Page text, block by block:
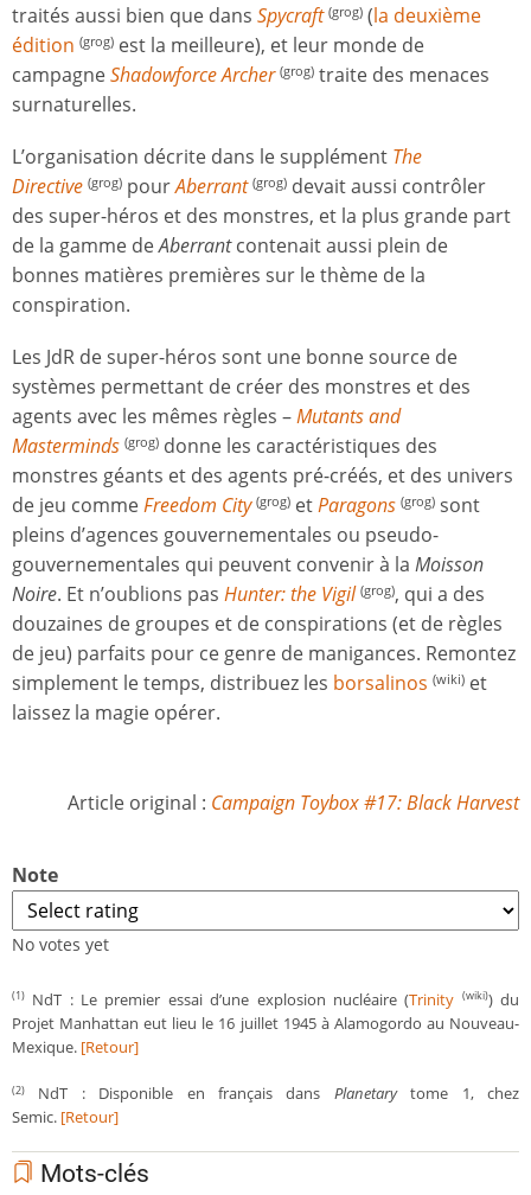
traités aussi bien que dans Spycraft (grog) (la deuxième
édition (grog) est la meilleure), et leur monde de
campagneShadowforce Archer (grog) traite des menaces
surnaturelles.
L’organisation décrite dans le supplément The
Directive (grog) pourAberrant (grog) devait aussi contrôler
des super-héros et des monstres, et la plus grande part
de la gamme deAberrantcontenait aussi plein de
bonnes matières premières sur le thème de la
conspiration.
Les JdR de super-héros sont une bonne source de
systèmes permettant de créer des monstres et des
agents avec les mêmes règles –Mutants and
Masterminds (grog) donne les caractéristiques des
monstres géants et des agents pré-créés, et des univers
de jeu commeFreedom City (grog) etParagons (grog) sont
pleins d’agences gouvernementales ou pseudo-
gouvernementales qui peuvent convenir à la Moisson
Noire. Et n’oublions pas Hunter: the Vigil (grog), qui a des
douzaines de groupes et de conspirations (et de règles
de jeu) parfaits pour ce genre de manigances. Remontez
simplement le temps, distribuez les borsalinos (wiki) et
laissez la magie opérer.
Article original : Campaign Toybox #17: Black Harvest
Note
No votes yet
(1) NdT : Le premier essai d’une explosion nucléaire (Trinity (wiki)) du
Projet Manhattan eut lieu le 16 juillet 1945 à Alamogordo au Nouveau-
Mexique. [Retour]
(2) NdT : Disponible en français dans Planetarytome 1, chez
Semic. [Retour]
Mots-clés